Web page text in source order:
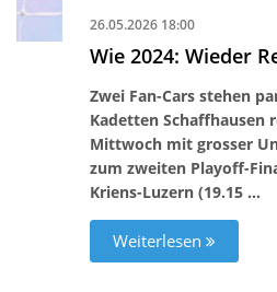
26.05.2026 18:00
Wie 2024: Wieder
Zwei Fan-Cars stehen
Kadetten Schaffhausen
Mittwoch mit grosser
zum zweiten Playoff-
Kriens-Luzern (19.15 …
Weiterlesen